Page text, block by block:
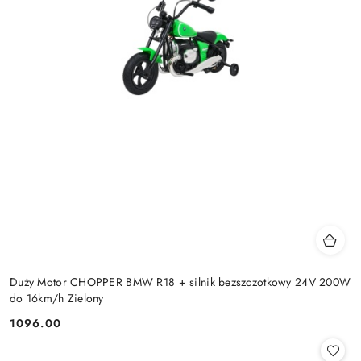
Duży Motor CHOPPER BMW R18 + silnik bezszczotkowy 24V 200W
do 16km/h Zielony
Cena:
1096.00